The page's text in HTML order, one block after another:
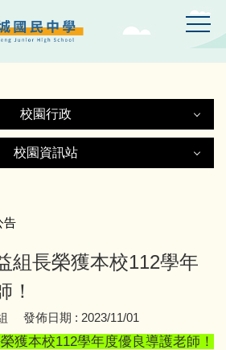
校園行政
校園資訊站
告
組長榮獲本校112學年
！
發佈日期 : 2023/11/01
獲本校112學年度優良導護老師！